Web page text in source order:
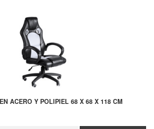
ACERO Y POLIPIEL 68 X 68 X 118 CM